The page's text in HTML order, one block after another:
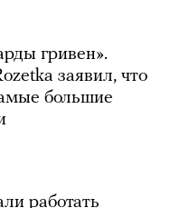
гривен».
заявил, что
большие
работать